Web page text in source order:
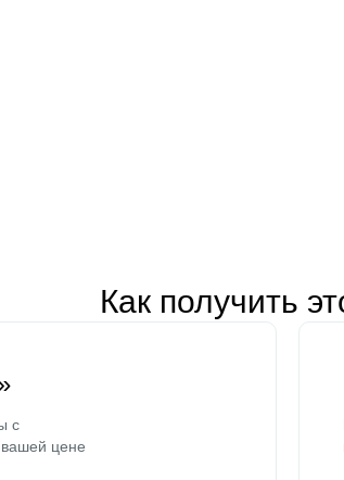
Как получить
с
цене